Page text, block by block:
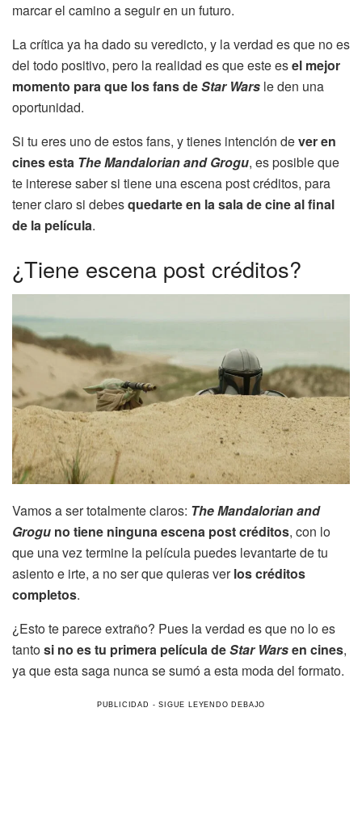
marcar el camino a seguir en un futuro.
La crítica ya ha dado su veredicto, y la verdad es que no es
del todo positivo, pero la realidad es que este esel mejor
momento para que los fans deStar Wars le den una
oportunidad.
Si tu eres uno de estos fans, y tienes intención dever en
cines esta The Mandalorian and Grogu, es posible que
te interese saber si tiene una escena post créditos, para
tener claro si debesquedarte en la sala de cine al final
de la película.
¿Tiene escena post créditos?
Vamos a ser totalmente claros: The Mandalorian and
Grogu no tiene ninguna escena post créditos, con lo
que una vez termine la película puedes levantarte de tu
asiento e irte, a no ser que quieras verlos créditos
completos.
¿Esto te parece extraño? Pues la verdad es que no lo es
tantosi no es tu primera película deStar Warsen cines,
ya que esta saga nunca se sumó a esta moda del formato.